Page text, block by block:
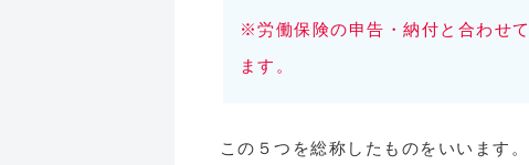
※労働保険の申告・納付と合わせ
ます。
この５つを総称したものをいいます。